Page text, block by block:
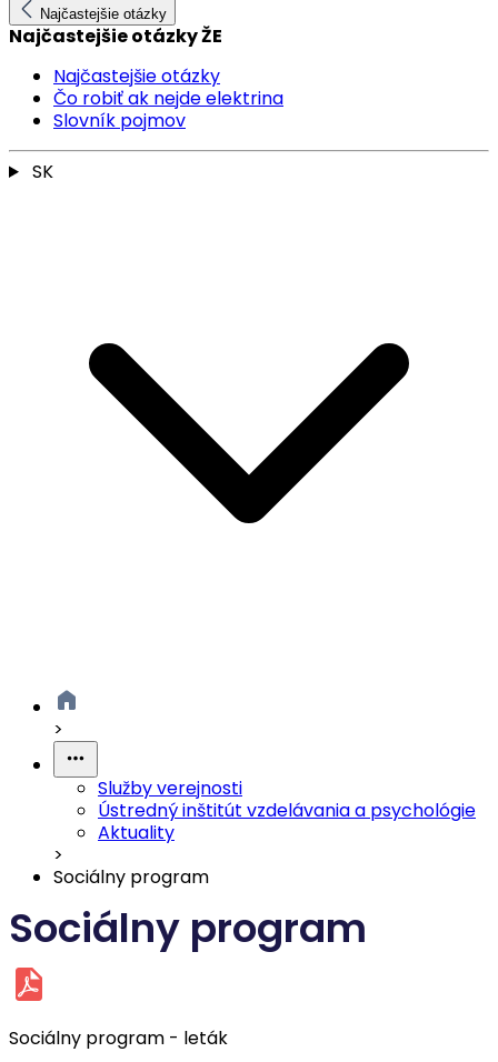
Najčastejšie otázky
Najčastejšie otázky ŽE
Najčastejšie otázky
Čo robiť ak nejde elektrina
Slovník pojmov
SK
>
Služby verejnosti
Ústredný inštitút vzdelávania a psychológie
Aktuality
>
Sociálny program
Sociálny program
Sociálny program - leták